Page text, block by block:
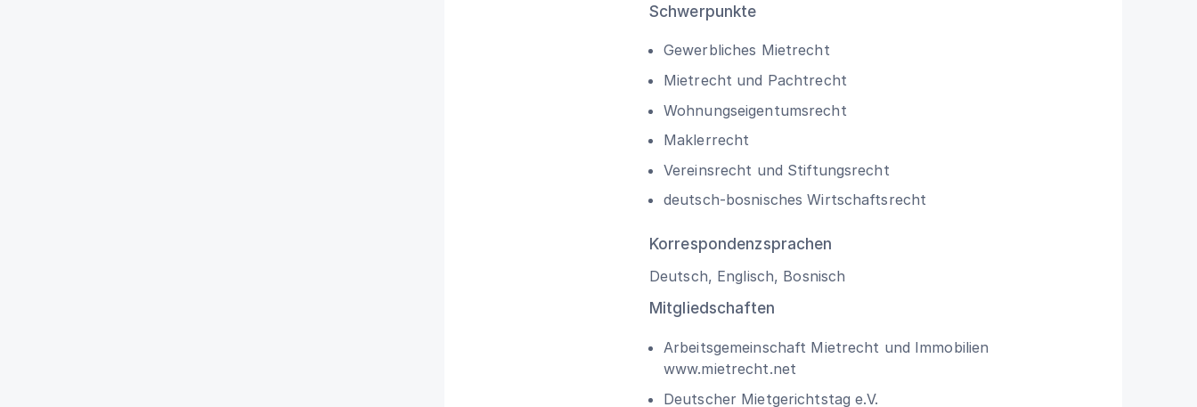
Schwerpunkte
Gewerbliches Mietrecht
Mietrecht und Pachtrecht
Wohnungseigentumsrecht
Maklerrecht
Vereinsrecht und Stiftungsrecht
deutsch-bosnisches Wirtschaftsrecht
Korrespondenzsprachen
Deutsch, Englisch, Bosnisch
Mitgliedschaften
Arbeitsgemeinschaft Mietrecht und Immobilien
www.mietrecht.net
Deutscher Mietgerichtstag e.V.